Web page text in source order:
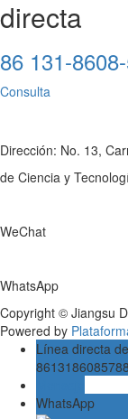
directa
86 131-
Consulta
Dirección: No. 13,
de Ciencia y
WeChat
WhatsApp
Copyright © Jiangsu
Powered by
Línea directa
8613186085788
WhatsApp